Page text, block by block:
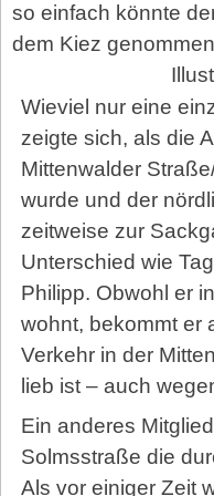
so einfach könnte
dem Kiez
Wieviel nur eine
zeigte sich, als die
Mittenwalder
wurde und der
zeitweise zur
Unterschied wie
Philipp. Obwohl er
wohnt, bekommt er
Verkehr in der
lieb ist – auch
Ein anderes
Solmsstraße die
Als vor einiger Zeit